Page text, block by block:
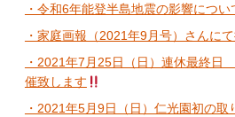
・令和6年能登半島地震の影響につい
・家庭画報（2021年9月号）さんに
・2021年7月25日（日）連休最終
催致します
・2021年5月9日（日）仁光園初の